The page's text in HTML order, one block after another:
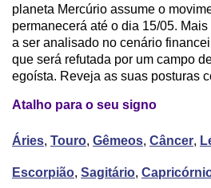
planeta Mercúrio assume o
permanecerá até o dia 15/05.
a ser analisado no cenário
que será refutada por um campo
egoísta. Reveja as suas posturas
Atalho para o seu signo
Áries, Touro, Gêmeos, Câncer,
Escorpião, Sagitário,